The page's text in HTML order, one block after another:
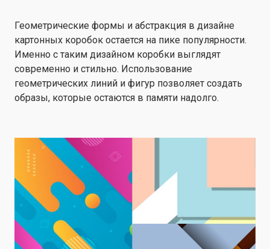
Геометрические формы и абстракция в дизайне
картонных коробок остается на пике популярности.
Именно с таким дизайном коробки выглядят
современно и стильно. Использование
геометрических линий и фигур позволяет создать
образы, которые остаются в памяти надолго.